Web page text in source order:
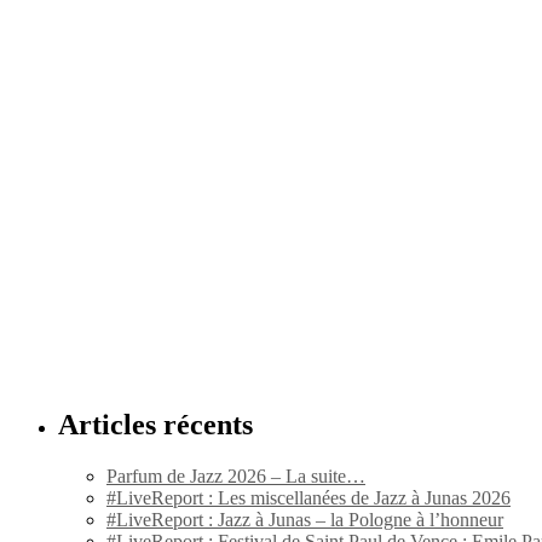
Articles récents
Parfum de Jazz 2026 – La suite…
#LiveReport : Les miscellanées de Jazz à Junas 2026
#LiveReport : Jazz à Junas – la Pologne à l’honneur